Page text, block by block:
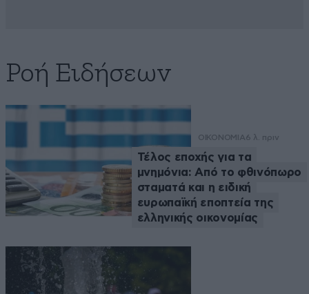
Ροή Ειδήσεων
ΟΙΚΟΝΟΜΙΑ6 λ. πριν
Τέλος εποχής για τα
μνημόνια: Από το φθινόπωρο
σταματά και η ειδική
ευρωπαϊκή εποπτεία της
ελληνικής οικονομίας